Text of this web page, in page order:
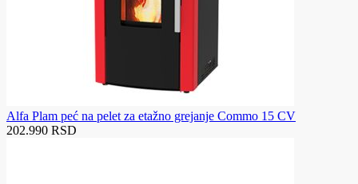
Alfa Plam peć na pelet za etažno grejanje Commo 15 CV
202.990 RSD